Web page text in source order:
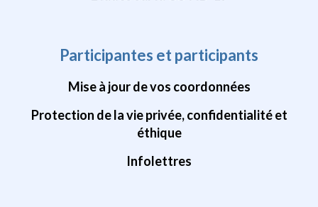
Participantes et participants
Mise à jour de vos coordonnées
Protection de la vie privée, confidentialité et
éthique
Infolettres